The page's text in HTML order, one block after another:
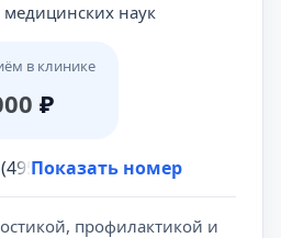
медицинских наук
в клинике
₽
431-69-47
Показать номер
профилактикой и